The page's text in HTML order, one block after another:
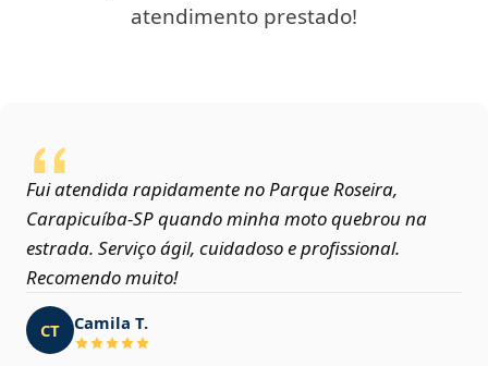
atendimento prestado!
Fui atendida rapidamente no Parque Roseira,
Carapicuíba‑SP quando minha moto quebrou na
estrada. Serviço ágil, cuidadoso e profissional.
Recomendo muito!
CT Camila T.